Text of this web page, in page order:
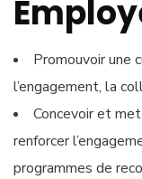
Promouvoir une
l’engagement, la
Concevoir et
renforcer
programmes de